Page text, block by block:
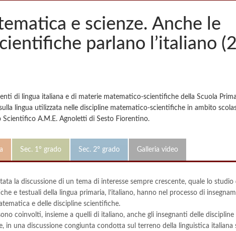
e scienze. Anche le
parlano l’italiano
di lingua italiana e di materie matematico-scientifiche della Scuola
lingua utilizzata nelle discipline matematico-scientifiche in ambito
Scientifico A.M.E. Agnoletti di Sesto Fiorentino.
Sec. 1° grado Sec. 2° grado Galleria video
la discussione di un tema di interesse sempre crescente, quale lo
e testuali della lingua primaria, l’italiano, hanno nel processo di
e delle discipline scientifiche.
coinvolti, insieme a quelli di italiano, anche gli insegnanti delle discipline
in una discussione congiunta condotta sul terreno della linguistica italiana